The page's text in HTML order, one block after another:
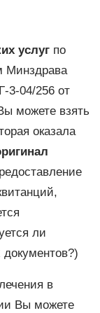
услугпо
Минздрава
3-04/256 от
можете взять
оказала
ли
в
Вы можете